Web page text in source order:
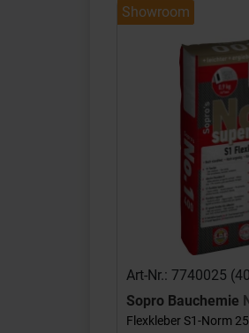
Showroom
Art-Nr.: 7740025
Sopro Bauchemie
Flexkleber S1-Norm